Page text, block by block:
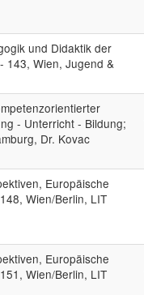
und Didaktik der
143, Wien, Jugend &
- Unterricht - Bildung;
Dr. Kovac
Europäische
Wien/Berlin, LIT
Europäische
Wien/Berlin, LIT